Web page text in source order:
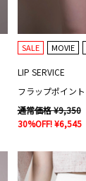
SALE MOVIE
LIP SERVICE
通常価格 ¥9,350
30%OFF! ¥6,545